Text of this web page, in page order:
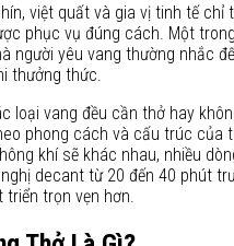
việt quất và gia vị tinh tế chỉ
phục vụ đúng cách. Một
người yêu vang thường nhắc
thưởng thức.
loại vang đều cần thở hay
phong cách và cấu trúc của
khí sẽ khác nhau, nhiều
decant từ 20 đến 40 phút
triển trọn vẹn hơn.